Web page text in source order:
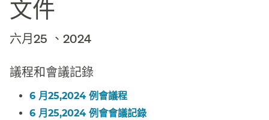
文件​​
六月25 、2024​​
議程和會議記錄​​
6 月25,2024 例會議程​​
6 月25,2024 例會會議記錄​​